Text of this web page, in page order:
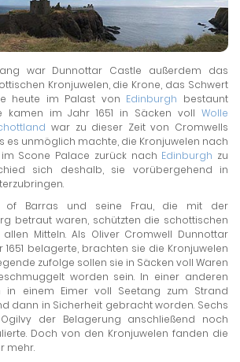
war Dunnottar Castle außerdem das
Kronjuwelen, die Krone, das Schwert
heute im Palast von Edinburgh bestaunt
kamen im Jahr 1651 in Säcken voll Wolle
war zu dieser Zeit von Cromwells
es unmöglich machte, die Kronjuwelen nach
Scone Palace zurück nach Edinburgh zu
sich deshalb, sie vorübergehend in
of Barras und seine Frau, die mit der
betraut waren, schützten die schottischen
Mitteln. Als Oliver Cromwell Dunnottar
belagerte, brachten sie die Kronjuwelen
zufolge sollen sie in Säcken voll Waren
worden sein. In einer anderen
in einem Eimer voll Seetang zum Strand
dann in Sicherheit gebracht worden. Sechs
der Belagerung anschließend noch
Doch von den Kronjuwelen fanden die
mehr.